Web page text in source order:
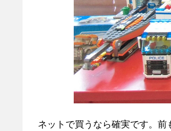
ネットで買うなら確実です。前